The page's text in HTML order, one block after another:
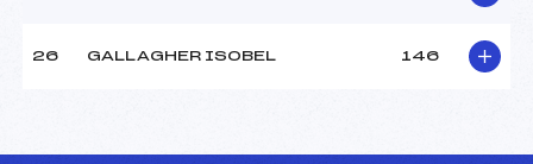
26 GALLAGHER ISOBEL 146